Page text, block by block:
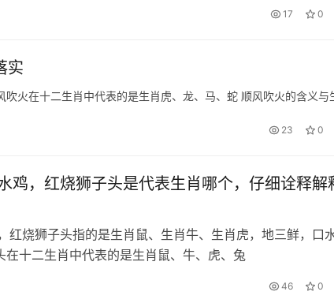
17 0
实
顺风吹火指的是生肖虎、指的是生肖龙、指的是生肖马，顺风吹火在十二生肖中代表的是生肖虎、龙、马、
23 0
鸡，红烧狮子头是代表生肖哪个，仔细诠释解
红烧狮子头指的是生肖鼠、生肖牛、生肖虎，地三鲜，口
在十二生肖中代表的是生肖鼠、牛、虎、兔
46 0